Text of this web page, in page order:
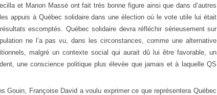
et Manon Massé ont fait très bonne figure ainsi que dans d’autres
appuis à Québec solidaire dans une élection où le vote utile lui était
escomptés. Québec solidaire devra réfléchir sérieusement sur
ne l’a pas vu, dans les circonstances, comme une alternative
malgré un contexte social qui aurait dû lui être favorable, un
une conscience politique plus élevée que jamais et à laquelle QS
Gouin, Françoise David a voulu exprimer ce que représentera Québec